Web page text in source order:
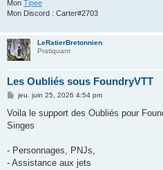
Mon Tipee
Mon Discord : Carter#2703
LeRatierBretonnien
Pratiquant
Les Oubliés sous FoundryVTT
M
s
a
jeu. juin 25, 2026 4:54 pm
Voila le support des Oubliés pour
Singes
- Personnages, PNJs,
- Assistance aux jets